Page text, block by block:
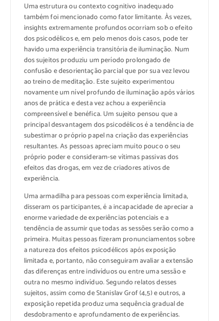
Uma estrutura ou contexto cognitivo inadequado
também foi mencionado como fator limitante. Às vezes,
insights extremamente profundos ocorriam sob o efeito
dos psicodélicos e, em pelo menos dois casos, pode ter
havido uma experiência transitória de iluminação. Num
dos sujeitos produziu um período prolongado de
confusão e desorientação parcial que por sua vez levou
ao treino de meditação. Este sujeito experimentou
novamente um nível profundo de iluminação após vários
anos de prática e desta vez achou a experiência
compreensível e benéfica. Um sujeito pensou que a
principal desvantagem dos psicodélicos é a tendência de
subestimar o próprio papel na criação das experiências
resultantes. As pessoas apreciam muito pouco o seu
próprio poder e consideram-se vítimas passivas dos
efeitos das drogas, em vez de criadores ativos de
experiência.
Uma armadilha para pessoas com experiência limitada,
disseram os participantes, é a incapacidade de apreciar a
enorme variedade de experiências potenciais e a
tendência de assumir que todas as sessões serão como a
primeira. Muitas pessoas fizeram pronunciamentos sobre
a natureza dos efeitos psicodélicos após exposição
limitada e, portanto, não conseguiram avaliar a extensão
das diferenças entre indivíduos ou entre uma sessão e
outra no mesmo indivíduo. Segundo relatos desses
sujeitos, assim como de Stanislav Grof (4,5) e outros, a
exposição repetida produz uma sequência gradual de
desdobramento e aprofundamento de experiências.